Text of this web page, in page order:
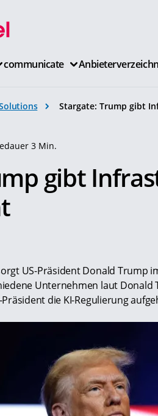
communicate
Stargate: Trump gibt
3 Min.
gibt
US-Präsident Donald Trump
Unternehmen laut
die KI-Regulierung